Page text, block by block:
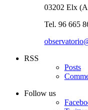
03202 Elx
Tel. 96 665
RSS
Posts
Follow us